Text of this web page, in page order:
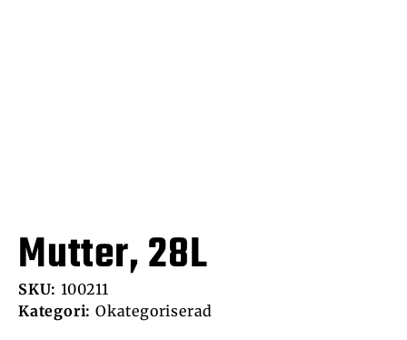
Mutter, 28L
SKU: 100211
Kategori: Okategoriserad